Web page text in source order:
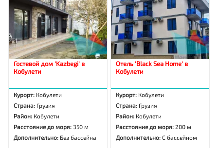
Гостевой дом 'Kazbegi' в
Кобулети
Курорт: Кобулети
Страна: Грузия
Район: Кобулети
Расстояние до моря: 350 м
Дополнительно: Без бассейна
Отель 'Black Sea Home' в
Кобулети
Курорт: Кобулети
Страна: Грузия
Район: Кобулети
Расстояние до моря:200 м
Дополнительно:С бассейном